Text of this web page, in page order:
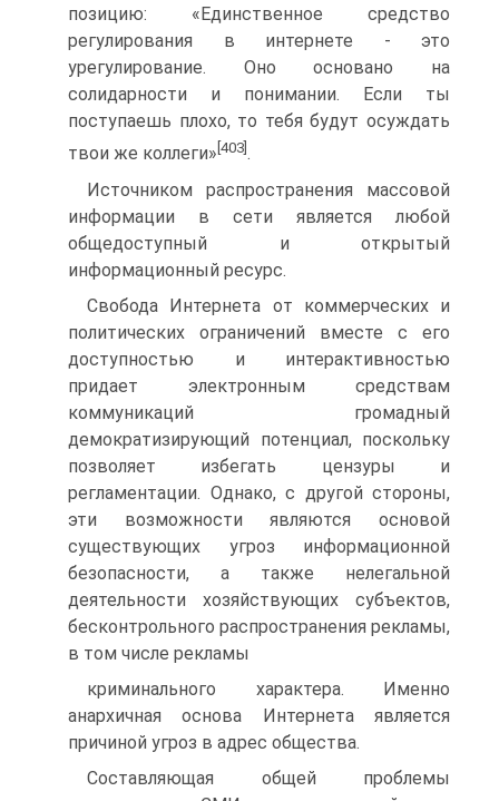
позицию: «Единственное средство
регулирования в интернете - это
урегулирование. Оно основано на
солидарности и понимании. Если ты
поступаешь плохо, то тебя будут осуждать
твои же коллеги» [403] .
Источником распространения массовой
информации в сети является любой
общедоступный и открытый
информационный ресурс.
Свобода Интернета от коммерческих и
политических ограничений вместе с его
доступностью и интерактивностью
придает электронным средствам
коммуникаций громадный
демократизирующий потенциал, поскольку
позволяет избегать цензуры и
регламентации. Однако, с другой стороны,
эти возможности являются основой
существующих угроз информационной
безопасности, а также нелегальной
деятельности хозяйствующих субъектов,
бесконтрольного распространения рекламы,
в том числе рекламы
криминального характера. Именно
анархичная основа Интернета является
причиной угроз в адрес общества.
Составляющая общей проблемы